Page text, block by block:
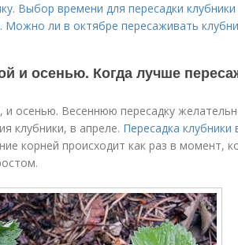
Выбор времени для пересадки клубники
Можно ли в октябре пересаживать
и осенью. Когда лучше
и осенью. Весеннюю пересадку
клубники, в апреле. Пересадка клубники
корней происходит как раз в момент,